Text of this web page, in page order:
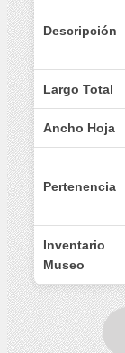
Descripción
Largo Total
Ancho Hoja
Pertenencia
Inventario
Museo